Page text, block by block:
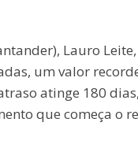
Lauro
um valor
atinge 180
que começa o